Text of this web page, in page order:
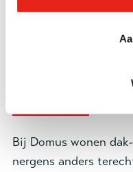
Dagbesteding
Bij Domus wonen
nergens anders